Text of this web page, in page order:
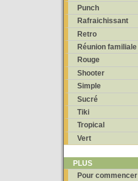
Punch
Rafraichissant
Retro
Réunion familiale
Rouge
Shooter
Simple
Sucré
Tiki
Tropical
Vert
PLUS
Pour commencer